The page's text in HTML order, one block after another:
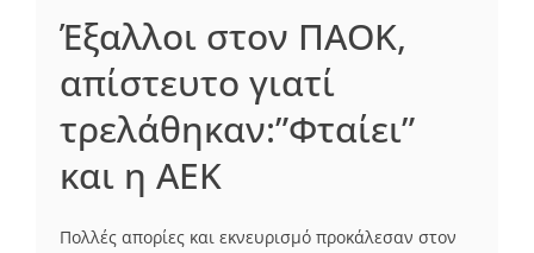
Έξαλλοι στον ΠΑΟΚ,
απίστευτο γιατί
τρελάθηκαν:”Φταίει”
και η ΑΕΚ
Πολλές απορίες και εκνευρισμό προκάλεσαν στον